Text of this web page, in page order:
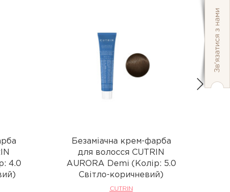
4.0
Безаміачна крем-фарба
для волосся CUTRIN
AURORA Demi (Колір: 5.0
Світло-коричневий)
CUTRIN